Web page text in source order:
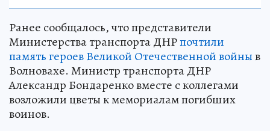
Ранее сообщалось, что представители
Министерства транспорта ДНРпочтили
память героев Великой Отечественной войныв
Волновахе. Министр транспорта ДНР
Александр Бондаренко вместе с коллегами
возложили цветы к мемориалам погибших
воинов.